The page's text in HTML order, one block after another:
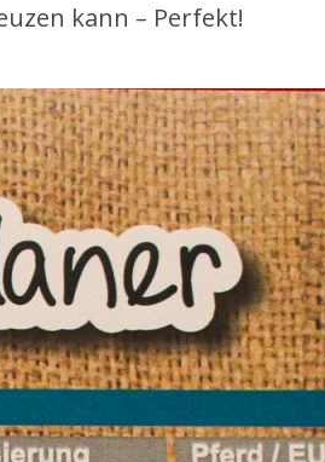
kann – Perfekt!